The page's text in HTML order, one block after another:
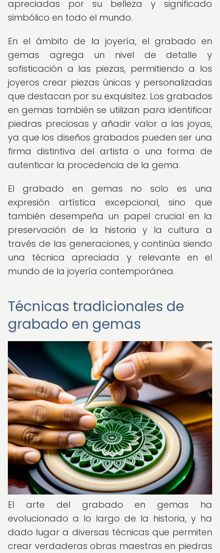
apreciadas por su belleza y significado
simbólico en todo el mundo.
En el ámbito de la joyería, el grabado en
gemas agrega un nivel de detalle y
sofisticación a las piezas, permitiendo a los
joyeros crear piezas únicas y personalizadas
que destacan por su exquisitez. Los grabados
en gemas también se utilizan para identificar
piedras preciosas y añadir valor a las joyas,
ya que los diseños grabados pueden ser una
firma distintiva del artista o una forma de
autenticar la procedencia de la gema.
El grabado en gemas no solo es una
expresión artística excepcional, sino que
también desempeña un papel crucial en la
preservación de la historia y la cultura a
través de las generaciones, y continúa siendo
una técnica apreciada y relevante en el
mundo de la joyería contemporánea.
Técnicas tradicionales de
grabado en gemas
El arte del grabado en gemas ha
evolucionado a lo largo de la historia, y ha
dado lugar a diversas técnicas que permiten
crear verdaderas obras maestras en piedras